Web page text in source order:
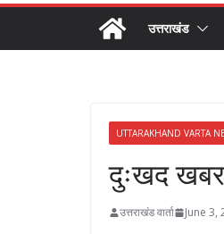
उत्तराखंड
UTTARAKHAND VARTA
दुःखद
उत्तराखंड वार्ता June 3,